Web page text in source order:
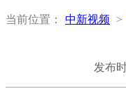
当前位置： 中新视频 >
发布